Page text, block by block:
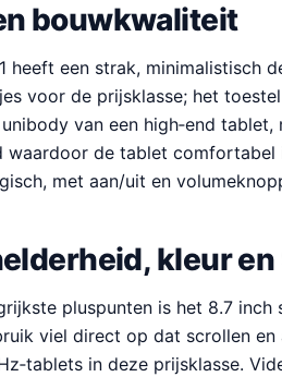
bouwkwaliteit
heeft een strak, minimalistisch
voor de prijsklasse; het
van een high‑end
waardoor de tablet
met aan/uit en
kleur
pluspunten is het 8.7
viel direct op dat scrollen
in deze prijsklasse.